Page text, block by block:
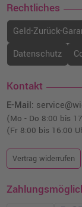
Rechtliches
Geld-Zurück-
Datenschutz
Kontakt
E-Mail:
(Mo - Do 8:00 bis
(Fr 8:00 bis 16:00
Vertrag widerrufen